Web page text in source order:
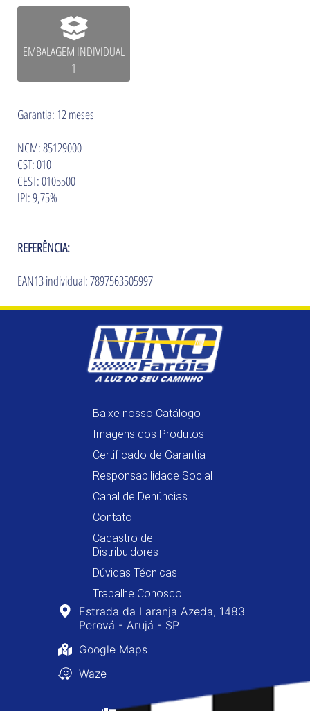
EMBALAGEM INDIVIDUAL
1
Garantia: 12 meses
NCM: 85129000
CST: 010
CEST: 0105500
IPI: 9,75%
REFERÊNCIA:
EAN13 individual: 7897563505997
Baixe nosso Catálogo
Imagens dos Produtos
Certificado de Garantia
Responsabilidade Social
Canal de Denúncias
Contato
Cadastro de
Distribuidores
Dúvidas Técnicas
Trabalhe Conosco
Estrada da Laranja Azeda, 1483
Perová - Arujá - SP
Google Maps
Waze